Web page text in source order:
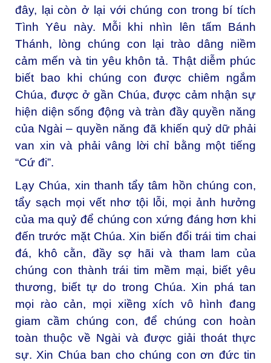
đây, lại còn ở lại với chúng con trong bí tích
Tình Yêu này. Mỗi khi nhìn lên tấm Bánh
Thánh, lòng chúng con lại trào dâng niềm
cảm mến và tin yêu khôn tả. Thật diễm phúc
biết bao khi chúng con được chiêm ngắm
Chúa, được ở gần Chúa, được cảm nhận sự
hiện diện sống động và tràn đầy quyền năng
của Ngài – quyền năng đã khiến quỷ dữ phải
van xin và phải vâng lời chỉ bằng một tiếng
“Cứ đi”.
Lạy Chúa, xin thanh tẩy tâm hồn chúng con,
tẩy sạch mọi vết nhơ tội lỗi, mọi ảnh hưởng
của ma quỷ để chúng con xứng đáng hơn khi
đến trước mặt Chúa. Xin biến đổi trái tim chai
đá, khô cằn, đầy sợ hãi và tham lam của
chúng con thành trái tim mềm mại, biết yêu
thương, biết tự do trong Chúa. Xin phá tan
mọi rào cản, mọi xiềng xích vô hình đang
giam cầm chúng con, để chúng con hoàn
toàn thuộc về Ngài và được giải thoát thực
sự. Xin Chúa ban cho chúng con ơn đức tin